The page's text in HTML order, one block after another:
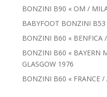
BONZINI B90 « OM /
BABYFOOT BONZINI B53
BONZINI B60 « BENFICA
BONZINI B60 « BAYERN
GLASGOW 1976
BONZINI B60 « FRANCE /